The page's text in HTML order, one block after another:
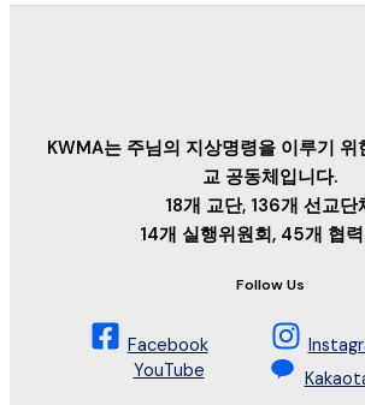
KWMA는 주님의 지상명령을 이루기 위
교 공동체입니다.
18개 교단, 136개 선교단
14개 실행위원회, 45개 협
Follow Us
Facebook
YouTube